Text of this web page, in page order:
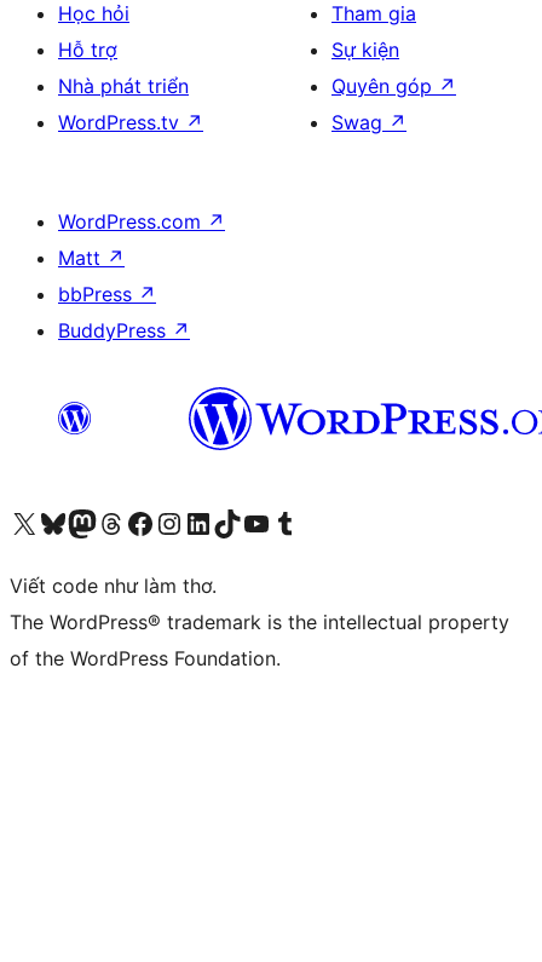
Học hỏi
Hỗ trợ
Nhà phát triển
WordPress.tv ↗
Tham gia
Sự kiện
Quyên góp ↗
Swag ↗
WordPress.com ↗
Matt ↗
bbPress ↗
BuddyPress ↗
Truy cập tài khoản X (trước đây là Twitter) của chúng tôiVisit our Bluesky account
Visit our Mastodon account
Visit our Threads account
Xem trang Facebook của chúng tôiTruy cập tài khoản Instagram của chúng tôiTruy cập tài khoản LinkedIn của chúng tôiVisit our TikTok account
Truy cập kênh YouTube của chúng tôi Visit our Tumblr account
Viết code như làm thơ.
The WordPress® trademark is the intellectual property
of the WordPress Foundation.